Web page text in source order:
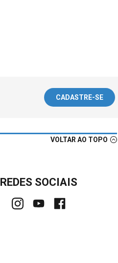
CADASTRE-SE
VOLTAR AO TOPO
REDES SOCIAIS